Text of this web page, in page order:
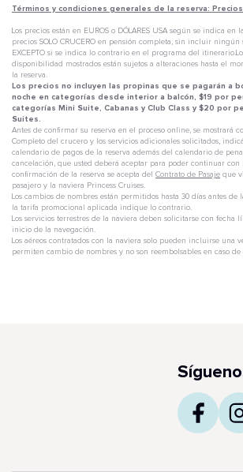
Términos y condiciones generales de la reserva: Precios
Los precios están en EUROS o DÓLARES USA según se indica en
precios SOLO CRUCERO en pensión completa, sin incluir ningún
EXCEPTO si se indica lo contrario en el programa del
disponibilidad mostrados están sujetos a alteraciones hasta el
la reserva.
Los precios no incluyen las propinas que se pagarán a
noche en categorías desde interior a balcón, $19 por
categorías Mini Suite, Cabanas y Club Class y $20 por
Suites.
Antes de confirmar su reserva en el proceso online, se mostrará
Completo del crucero y los servicios adicionales solicitados,
calendario de pagos de la reserva además del calendario de
cancelación, que usted deberá aceptar para poder continuar con
confirmación de la reserva se acepta del Contrato de Pasaje que
pasajero y la naviera Princess Cruises.
Los cambios de nombres están permitidos hasta 30 días antes de
la tarifa promocional aplicada indique lo contrario.
Los servicios terrestres de la naviera deben solicitarse con fecha
inicio de la navegación.
Los aéreos contratados con la naviera solo pueden incluirse una
permiten cambio de nombres y no son reembolsables en caso de